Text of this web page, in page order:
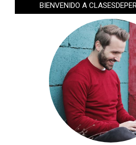
BIENVENIDO A